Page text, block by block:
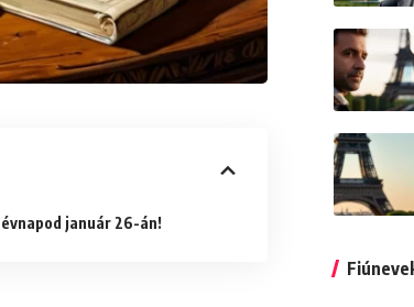
január 26-án!